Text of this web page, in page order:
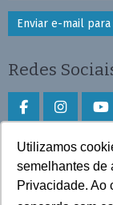
Utilizamos
semelhantes de
Privacidade. Ao
Enviar e-mail
Redes
Faça download
Play Store e App